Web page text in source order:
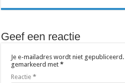
Geef een reactie
Je e-mailadres wordt niet gepubliceerd.
gemarkeerd met*
Reactie*